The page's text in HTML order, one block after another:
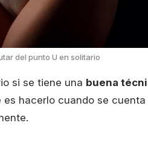
del punto U en solitario
si se tiene una buena
hacerlo cuando se